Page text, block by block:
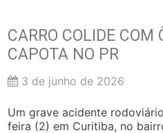
CARRO COLIDE COM
CAPOTA NO PR
3 de junho de 2026
Um grave acidente
feira (2) em Curitiba, no